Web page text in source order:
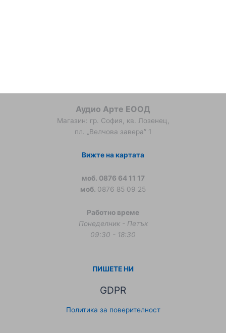
Аудио Арте ЕООД
Магазин: гр. София, кв. Лозенец,
пл. „Велчова завера” 1
Вижте на картата
моб. 0876 64 11 17
моб. 0876 85 09 25
Работно време
Понеделник - Петък
09:30 - 18:30
ПИШЕТЕ НИ
GDPR
Политика за поверителност